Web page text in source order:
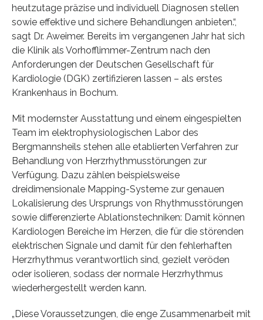
heutzutage präzise und individuell Diagnosen stellen
sowie effektive und sichere Behandlungen anbieten.“,
sagt Dr. Aweimer. Bereits im vergangenen Jahr hat sich
die Klinik als Vorhofflimmer-Zentrum nach den
Anforderungen der Deutschen Gesellschaft für
Kardiologie (DGK) zertifizieren lassen – als erstes
Krankenhaus in Bochum.
Mit modernster Ausstattung und einem eingespielten
Team im elektrophysiologischen Labor des
Bergmannsheils stehen alle etablierten Verfahren zur
Behandlung von Herzrhythmusstörungen zur
Verfügung. Dazu zählen beispielsweise
dreidimensionale Mapping-Systeme zur genauen
Lokalisierung des Ursprungs von Rhythmusstörungen
sowie differenzierte Ablationstechniken: Damit können
Kardiologen Bereiche im Herzen, die für die störenden
elektrischen Signale und damit für den fehlerhaften
Herzrhythmus verantwortlich sind, gezielt veröden
oder isolieren, sodass der normale Herzrhythmus
wiederhergestellt werden kann.
„Diese Voraussetzungen, die enge Zusammenarbeit mit